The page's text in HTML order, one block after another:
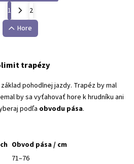
1
2
Hore
trapézy
pohodlnej jazdy. Trapéz by mal
by sa vyťahovať hore k hrudníku ani
podľa obvodu pása.
Obvod pása / cm
71–76